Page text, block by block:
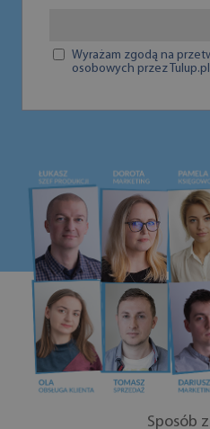
Wyrażam zgodą na
osobowych przez Tulup.pl
Sposób